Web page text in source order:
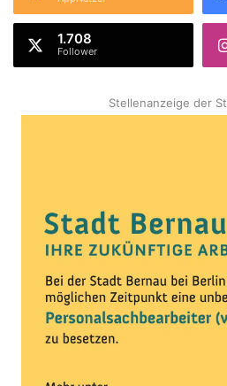
1.708
Follower
Stellenanzeige der